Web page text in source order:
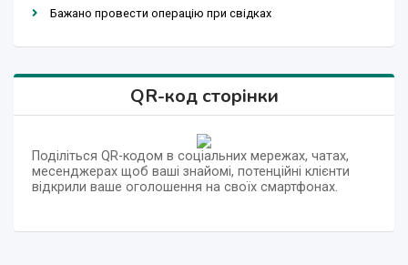
Бажано провести операцію при свідках
QR-код сторінки
Поділіться QR-кодом в соціальних мережах, чатах,
месенджерах щоб ваші знайомі, потенційні клієнти
відкрили ваше оголошення на своїх смартфонах.